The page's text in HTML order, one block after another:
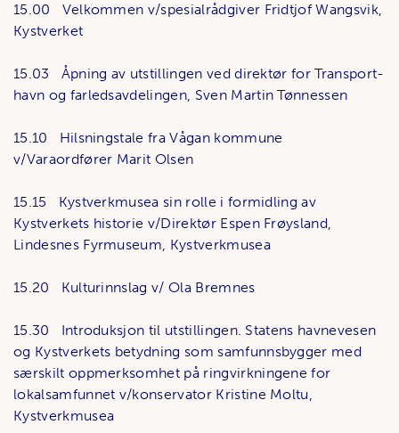
15.00 Velkommen v/spesialrådgiver Fridtjof Wangsvik,
Kystverket
15.03 Åpning av utstillingen ved direktør for Transport-
havn og farledsavdelingen, Sven Martin Tønnessen
15.10 Hilsningstale fra Vågan kommune
v/Varaordfører Marit Olsen
15.15 Kystverkmusea sin rolle i formidling av
Kystverkets historie v/Direktør Espen Frøysland,
Lindesnes Fyrmuseum, Kystverkmusea
15.20 Kulturinnslag v/ Ola Bremnes
15.30 Introduksjon til utstillingen. Statens havnevesen
og Kystverkets betydning som samfunnsbygger med
særskilt oppmerksomhet på ringvirkningene for
lokalsamfunnet v/konservator Kristine Moltu,
Kystverkmusea